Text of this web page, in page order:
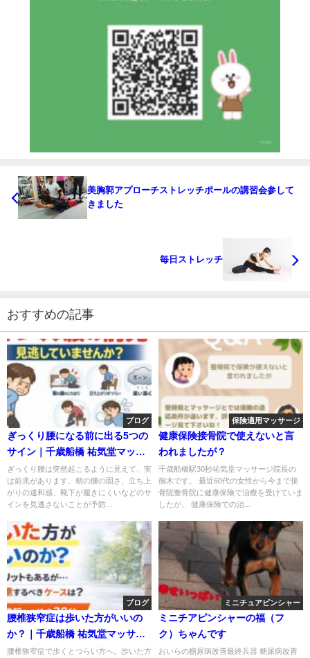
美胸郭アプローチストレッチポールの講習会参して
きました
毎日ストレッチ
おすすめの記事
ブログ
ぎっくり腰になる前に出る5つの
サイン｜千歳船橋 祐気堂マッサ
ージ
ぎっくり腰は突然起こるように見えて、実
は前兆があります。朝の腰の固さ、立ち上
がりの違和感、靴下が履きにくいなどのサ
インを見逃さないことが予防...
保険適用マッサージ
健康保険接骨院で使えないと言
われましたが？
千歳船橋駅30秒祐気堂マッサージ院長の
御木です。 最近60代の女性から今まで接
骨院整骨院に健康保険で治療を受けていま
したが、 健康保険での治...
ブログ
腰椎狭窄症は歩いた方がいいの
か？｜千歳船橋 祐気堂マッサー
ジ
腰椎狭窄症で歩くとつらい方へ。歩いた方
ミニチュアピンシャー
ミニチアピンシャーの福（フ
ク）ちゃんです
おいらの糖尿病改善最終兵器 糖尿病改善